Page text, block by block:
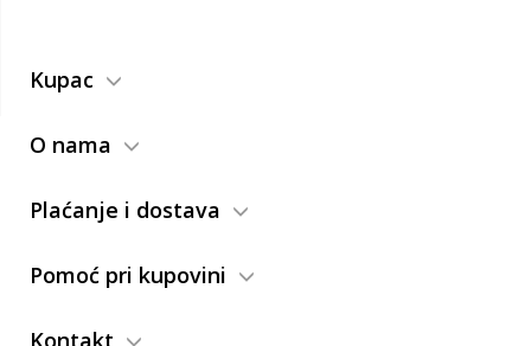
Kupac
O nama
Plaćanje i dostava
Pomoć pri kupovini
Kontakt